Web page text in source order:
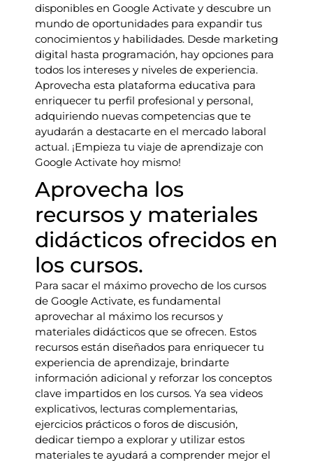
disponibles en Google Activate y descubre un
mundo de oportunidades para expandir tus
conocimientos y habilidades. Desde marketing
digital hasta programación, hay opciones para
todos los intereses y niveles de experiencia.
Aprovecha esta plataforma educativa para
enriquecer tu perfil profesional y personal,
adquiriendo nuevas competencias que te
ayudarán a destacarte en el mercado laboral
actual. ¡Empieza tu viaje de aprendizaje con
Google Activate hoy mismo!
Aprovecha los
recursos y materiales
didácticos ofrecidos en
los cursos.
Para sacar el máximo provecho de los cursos
de Google Activate, es fundamental
aprovechar al máximo los recursos y
materiales didácticos que se ofrecen. Estos
recursos están diseñados para enriquecer tu
experiencia de aprendizaje, brindarte
información adicional y reforzar los conceptos
clave impartidos en los cursos. Ya sea videos
explicativos, lecturas complementarias,
ejercicios prácticos o foros de discusión,
dedicar tiempo a explorar y utilizar estos
materiales te ayudará a comprender mejor el